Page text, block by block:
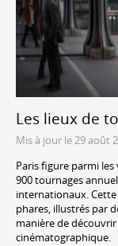
Les lieux de
Mis à jour le 29 août
Paris figure parmi
900 tournages
internationaux.
phares, illustrés par
manière de
cinématographique.